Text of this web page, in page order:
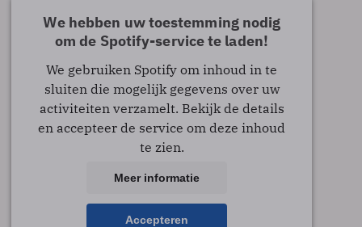
We hebben uw toestemming nodig
om de Spotify-service te laden!
We gebruiken Spotify om inhoud in te
sluiten die mogelijk gegevens over uw
activiteiten verzamelt. Bekijk de details
en accepteer de service om deze inhoud
te zien.
Meer informatie
Accepteren